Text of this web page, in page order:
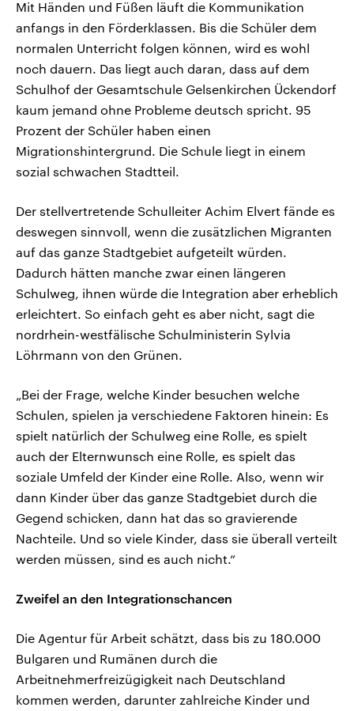
Mit Händen und Füßen läuft die Kommunikation
anfangs in den Förderklassen. Bis die Schüler dem
normalen Unterricht folgen können, wird es wohl
noch dauern. Das liegt auch daran, dass auf dem
Schulhof der Gesamtschule Gelsenkirchen Ückendorf
kaum jemand ohne Probleme deutsch spricht. 95
Prozent der Schüler haben einen
Migrationshintergrund. Die Schule liegt in einem
sozial schwachen Stadtteil.
Der stellvertretende Schulleiter Achim Elvert fände es
deswegen sinnvoll, wenn die zusätzlichen Migranten
auf das ganze Stadtgebiet aufgeteilt würden.
Dadurch hätten manche zwar einen längeren
Schulweg, ihnen würde die Integration aber erheblich
erleichtert. So einfach geht es aber nicht, sagt die
nordrhein-westfälische Schulministerin Sylvia
Löhrmann von den Grünen.
„Bei der Frage, welche Kinder besuchen welche
Schulen, spielen ja verschiedene Faktoren hinein: Es
spielt natürlich der Schulweg eine Rolle, es spielt
auch der Elternwunsch eine Rolle, es spielt das
soziale Umfeld der Kinder eine Rolle. Also, wenn wir
dann Kinder über das ganze Stadtgebiet durch die
Gegend schicken, dann hat das so gravierende
Nachteile. Und so viele Kinder, dass sie überall verteilt
werden müssen, sind es auch nicht.“
Zweifel an den Integrationschancen
Die Agentur für Arbeit schätzt, dass bis zu 180.000
Bulgaren und Rumänen durch die
Arbeitnehmerfreizügigkeit nach Deutschland
kommen werden, darunter zahlreiche Kinder und